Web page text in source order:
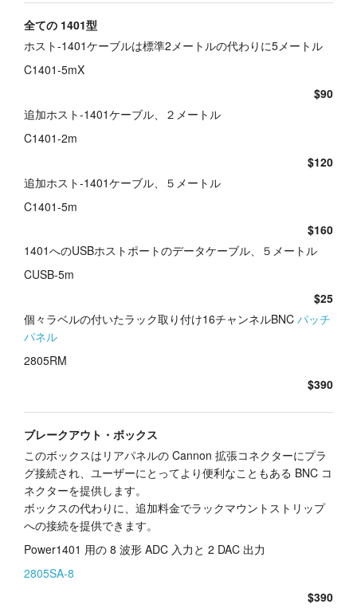
全ての 1401型
ホスト-1401ケーブルは標準2メートルの代わりに5メートル
C1401-5mX
$90
追加ホスト-1401ケーブル、２メートル
C1401-2m
$120
追加ホスト-1401ケーブル、５メートル
C1401-5m
$160
1401へのUSBホストポートのデータケーブル、５メートル
CUSB-5m
$25
個々ラベルの付いたラック取り付け16チャンネルBNC パッチ
パネル
2805RM
$390
ブレークアウト・ボックス
このボックスはリアパネルの Cannon 拡張コネクターにプラ
グ接続され、ユーザーにとってより便利なこともある BNC コ
ネクターを提供します。
ボックスの代わりに、追加料金でラックマウントストリップ
への接続を提供できます。
Power1401 用の 8 波形 ADC 入力と 2 DAC 出力
2805SA-8
$390